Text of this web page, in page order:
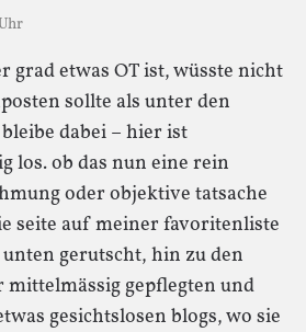
grad etwas OT ist, wüsste nicht
sollte als unter den
dabei – hier ist
los. ob das nun eine rein
oder objektive tatsache
seite auf meiner favoritenliste
gerutscht, hin zu den
gepflegten und
gesichtslosen blogs, wo sie